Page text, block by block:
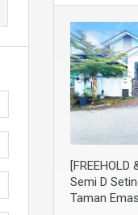
Semi D
Taman